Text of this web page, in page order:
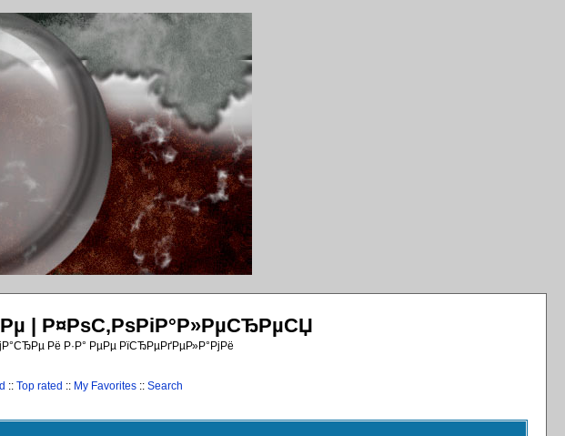
| Р¤РѕС‚РѕРіР°Р»РµСЂРµСЏ
Рё Р·Р° РµРµ РїСЂРµРґРµР»Р°РјРё
:: Top rated :: My Favorites :: Search